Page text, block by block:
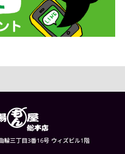
輪三丁目3番16号 ウィズビル1階